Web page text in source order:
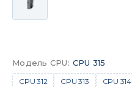
Модель CPU: CPU 315
CPU 312 CPU 313 CPU 314